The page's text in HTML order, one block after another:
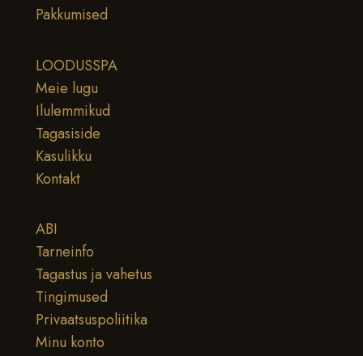
Pakkumised
LOODUSSPA
Meie lugu
Ilulemmikud
Tagasiside
Kasulikku
Kontakt
ABI
Tarneinfo
Tagastus ja vahetus
Tingimused
Privaatsuspoliitika
Minu konto